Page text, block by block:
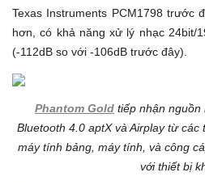
Texas Instruments PCM1798 trước
hơn, có khả năng xử lý nhạc 24bit/
(-112dB so với -106dB trước đây).
Phantom Gold tiếp nhận nguồn
Bluetooth 4.0 aptX và Airplay từ các
máy tính bảng, máy tính, và công
với thiết bị